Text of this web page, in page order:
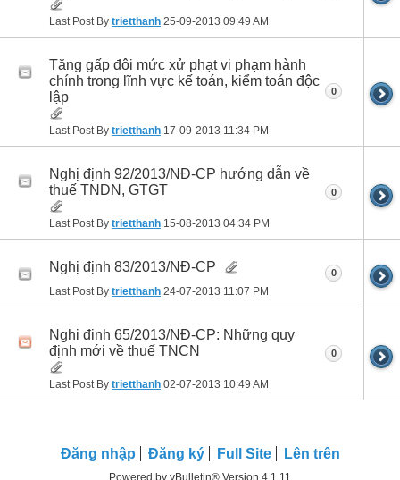
Last Post By trietthanh 25-09-2013 09:49 AM
Tăng gấp đôi mức xử phạt vi phạm hành
chính trong lĩnh vực kế toán, kiểm toán độc
lập
Last Post By trietthanh 17-09-2013 11:34 PM
0
Nghị định 92/2013/NĐ-CP hướng dẫn về
thuế TNDN, GTGT
Last Post By trietthanh 15-08-2013 04:34 PM
0
Nghị định 83/2013/NĐ-CP
Last Post By trietthanh 24-07-2013 11:07 PM
0
Nghị định 65/2013/NĐ-CP: Những quy
định mới về thuế TNCN
Last Post By trietthanh 02-07-2013 10:49 AM
0
Ðăng nhập Đăng ký Full Site Lên trên